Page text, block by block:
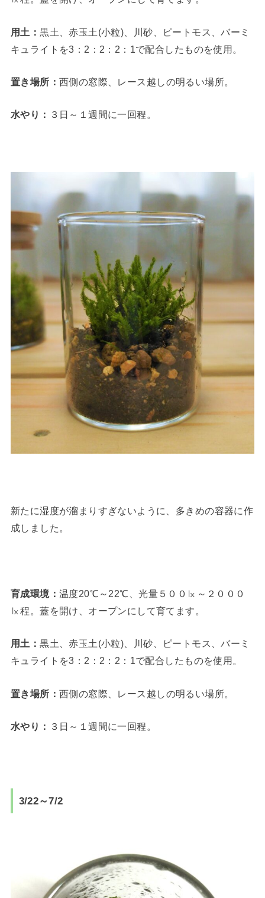
用土：黒土、赤玉土(小粒)、川砂、ピートモス、バーミ
キュライトを3：2：2：2：1で配合したものを使用。
置き場所： 西側の窓際、レース越しの明るい場所。
水やり： ３日～１週間に一回程。
新たに湿度が溜まりすぎないように、多きめの容器に作
成しました。
育成環境： 温度20℃～22℃、光量５００㏓～２０００
㏓程。蓋を開け、オープンにして育てます。
用土：黒土、赤玉土(小粒)、川砂、ピートモス、バーミ
キュライトを3：2：2：2：1で配合したものを使用。
置き場所： 西側の窓際、レース越しの明るい場所。
水やり： ３日～１週間に一回程。
3/22～7/2